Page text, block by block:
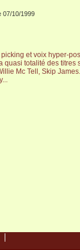
07/10/1999
et voix hyper-
quasi totalité des titres
Mc Tell, Skip